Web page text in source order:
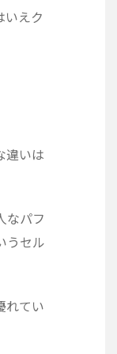
いえク
違いは
なパフ
うセル
れてい